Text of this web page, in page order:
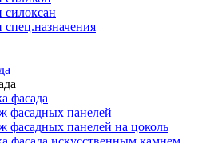
силоксан
спец.назначения
фасада
фасадных панелей
фасадных панелей на цоколь